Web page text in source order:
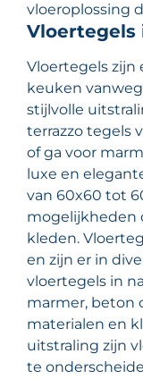
vloeroplossing
Vloertegels
Vloertegels zijn
keuken
stijlvolle
terrazzo tegels
of ga voor
luxe en
van 60x60 tot
mogelijkheden
kleden.
en zijn er in
vloertegels in
marmer, beton
materialen en
uitstraling zijn
te